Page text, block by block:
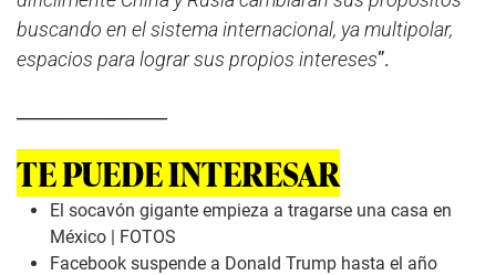
buscando en el sistema internacional, ya multipolar,
espacios para lograr sus propios intereses”.
TE PUEDE INTERESAR
El socavón gigante empieza a tragarse una casa en
México | FOTOS
Facebook suspende a Donald Trump hasta el año